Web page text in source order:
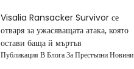
Visalia Ransacker Survivor се
отваря за ужасяващата атака, която
остави баща й мъртъв
Публикация В Блога За Престъпни Новини